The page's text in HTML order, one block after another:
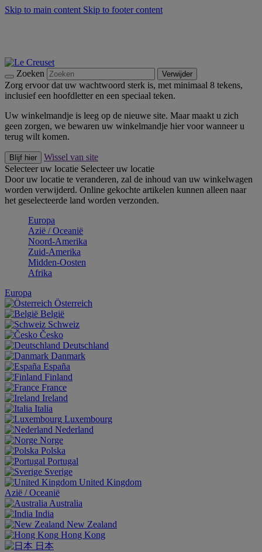
Skip to main content Skip to footer content
Zoeken Verwijder
Zorg ervoor dat uw wachtwoord sterk is, met minimaal 8 tekens,
inclusief een hoofdletter en een speciaal teken.
Uw winkelmandje is leeg op de nieuwe site. Maar maakt u zich
geen zorgen, we bewaren uw winkelmandje hier voor wanneer u
terug wilt komen.
Blijf hier
Wissel van site
Selecteer uw locatie Selecteer uw locatie
Door uw locatie te veranderen, zal de inhoud van uw winkelwagen
worden verwijderd. Online gekochte artikelen kunnen alleen naar
het geselecteerde land worden verzonden.
Europa
Aziё / Oceaniё
Noord-Amerika
Zuid-Amerika
Midden-Oosten
Afrika
Europa
Österreich
België
Schweiz
Česko
Deutschland
Danmark
España
Finland
France
Ireland
Italia
Luxembourg
Nederland
Norge
Polska
Portugal
Sverige
United Kingdom
Aziё / Oceaniё
Australia
India
New Zealand
Hong Kong
日本